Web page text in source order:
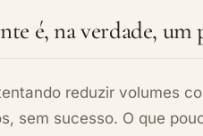
é, na verdade,
reduzir volumes
sem sucesso. O que